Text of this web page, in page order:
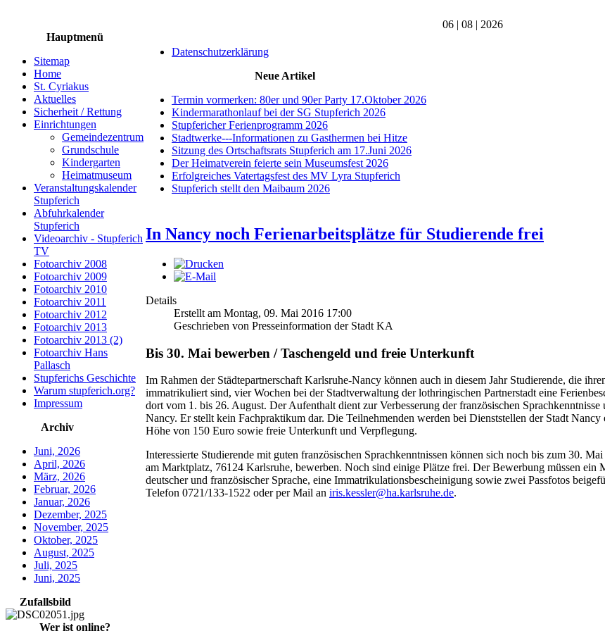
06 | 08 | 2026
Hauptmenü
Sitemap
Home
St. Cyriakus
Aktuelles
Sicherheit / Rettung
Einrichtungen
Gemeindezentrum
Grundschule
Kindergarten
Heimatmuseum
Veranstaltungskalender
Stupferich
Abfuhrkalender
Stupferich
Videoarchiv - Stupferich
TV
Fotoarchiv 2008
Fotoarchiv 2009
Fotoarchiv 2010
Fotoarchiv 2011
Fotoarchiv 2012
Fotoarchiv 2013
Fotoarchiv 2013 (2)
Fotoarchiv Hans
Pallasch
Stupferichs Geschichte
Warum stupferich.org?
Impressum
Archiv
Juni, 2026
April, 2026
März, 2026
Februar, 2026
Januar, 2026
Dezember, 2025
November, 2025
Oktober, 2025
August, 2025
Juli, 2025
Juni, 2025
Zufallsbild
Wer ist online?
Datenschutzerklärung
Neue Artikel
Termin vormerken: 80er und 90er Party 17.Oktober 2026
Kindermarathonlauf bei der SG Stupferich 2026
Stupfericher Ferienprogramm 2026
Stadtwerke---Informationen zu Gasthermen bei Hitze
Sitzung des Ortschaftsrats Stupferich am 17.Juni 2026
Der Heimatverein feierte sein Museumsfest 2026
Erfolgreiches Vatertagsfest des MV Lyra Stupferich
Stupferich stellt den Maibaum 2026
In Nancy noch Ferienarbeitsplätze für Studierende frei
Details
Erstellt am Montag, 09. Mai 2016 17:00
Geschrieben von Presseinformation der Stadt KA
Bis 30. Mai bewerben / Taschengeld und freie Unterkunft
Im Rahmen der Städtepartnerschaft Karlsruhe-Nancy können auch in diesem Jahr Studierende, die
immatrikuliert sind, vier Wochen bei der Stadtverwaltung der lothringischen Partnerstadt eine
dort vom 1. bis 26. August. Der Aufenthalt dient zur Verbesserung der französischen
Nancy. Er stellt kein Fachpraktikum dar. Die Teilnehmenden werden bei Dienststellen der Stadt Nancy
Höhe von 150 Euro sowie freie Unterkunft und Verpflegung.
Interessierte Studierende mit guten französischen Sprachkenntnissen können sich noch bis zum 30.
am Marktplatz, 76124 Karlsruhe, bewerben. Noch sind einige Plätze frei. Der Bewerbung müssen ein
deutscher und französischer Sprache, eine Immatrikulationsbescheinigung sowie zwei Passfotos
Telefon 0721/133-1522 oder per Mail an iris.kessler@ha.karlsruhe.de.